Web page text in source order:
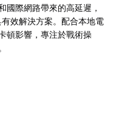
國際網路帶來的高延遲，
效解決方案。配合本地電
頓影響，專注於戰術操